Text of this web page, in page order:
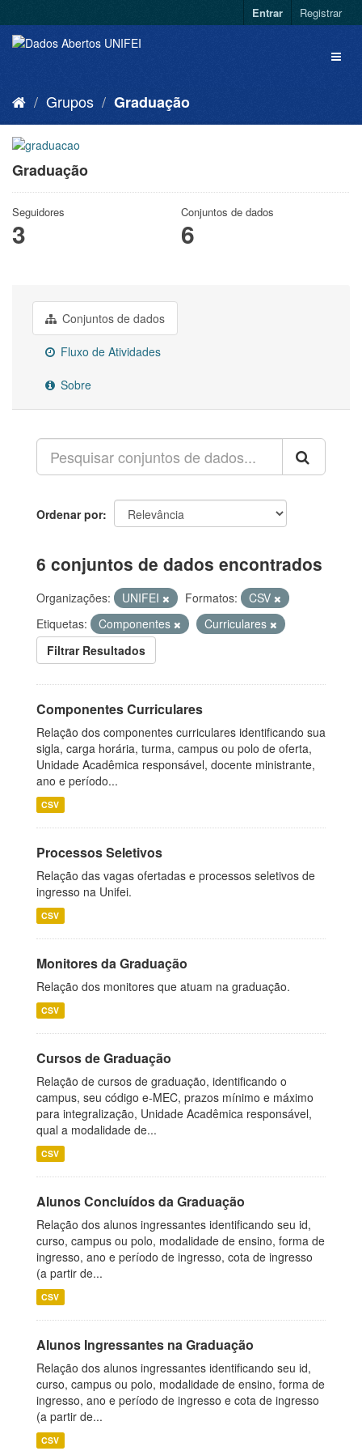
Entrar Registrar
Grupos Graduação
Graduação
Seguidores
3
Conjuntos de dados
6
Conjuntos de dados
Fluxo de Atividades
Sobre
Ordenar por
6 conjuntos de dados encontrados
Organizações: UNIFEI Formatos:
CSV
Etiquetas:
Componentes
Curriculares
Filtrar Resultados
Componentes Curriculares
Relação dos componentes curriculares identificando sua
sigla, carga horária, turma, campus ou polo de oferta,
Unidade Acadêmica responsável, docente ministrante,
ano e período...
CSV
Processos Seletivos
Relação das vagas ofertadas e processos seletivos de
ingresso na Unifei.
CSV
Monitores da Graduação
Relação dos monitores que atuam na graduação.
CSV
Cursos de Graduação
Relação de cursos de graduação, identificando o
campus, seu código e-MEC, prazos mínimo e máximo
para integralização, Unidade Acadêmica responsável,
qual a modalidade de...
CSV
Alunos Concluídos da Graduação
Relação dos alunos ingressantes identificando seu id,
curso, campus ou polo, modalidade de ensino, forma de
ingresso, ano e período de ingresso, cota de ingresso
(a partir de...
CSV
Alunos Ingressantes na Graduação
Relação dos alunos ingressantes identificando seu id,
curso, campus ou polo, modalidade de ensino, forma de
ingresso, ano e período de ingresso e cota de ingresso
(a partir de...
CSV